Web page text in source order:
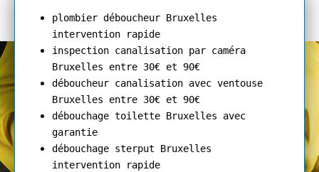
plombier déboucheur Bruxelles
intervention rapide
inspection canalisation par caméra
Bruxelles entre 30€ et 90€
déboucheur canalisation avec ventouse
Bruxelles entre 30€ et 90€
débouchage toilette Bruxelles avec
garantie
débouchage sterput Bruxelles
intervention rapide